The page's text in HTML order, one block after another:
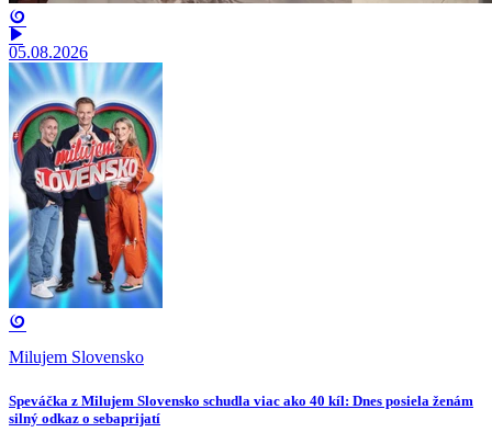
05.08.2026
Milujem Slovensko
Speváčka z Milujem Slovensko schudla viac ako 40 kíl: Dnes posiela ženám
silný odkaz o sebaprijatí